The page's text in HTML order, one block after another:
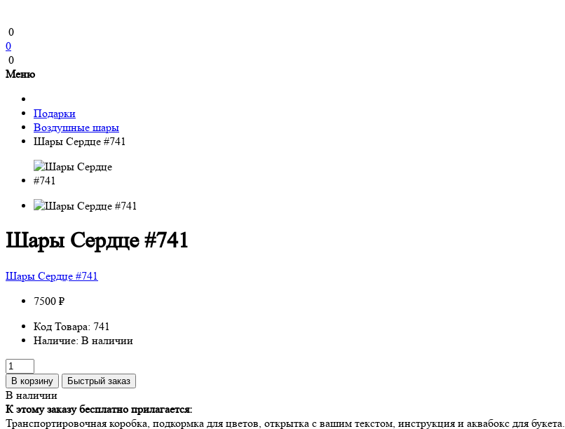
0
0
0
Меню
Подарки
Воздушные шары
Шары Сердце #741
Шары Сердце #741
Шары Сердце #741
7500 ₽
Код Товара: 741
Наличие: В наличии
В корзину Быстрый заказ
В наличии
К этому заказу бесплатно прилагается:
Транспортировочная коробка, подкормка для цветов, открытка с вашим текстом, инструкция и аквабокс для букета.